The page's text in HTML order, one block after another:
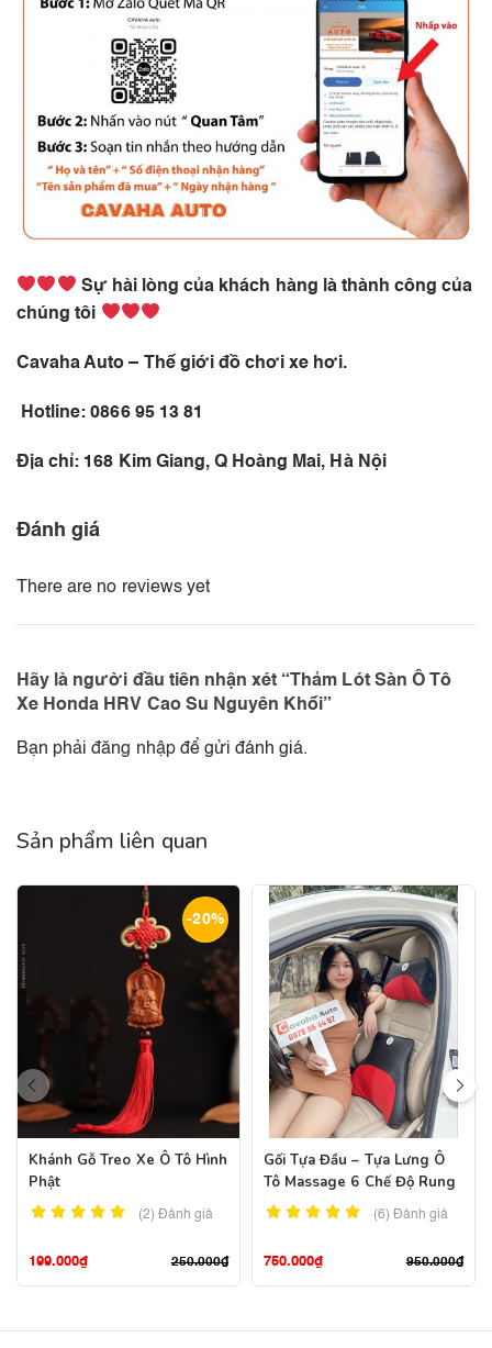
Sự hài lòng của khách hàng là thành công của
chúng tôi
Cavaha Auto – Thế giới đồ chơi xe hơi.
Hotline: 0866 95 13 81
Địa chỉ: 168 Kim Giang, Q Hoàng Mai, Hà Nội
Đánh giá
There are no reviews yet
Hãy là người đầu tiên nhận xét “Thảm Lót Sàn Ô Tô
Xe Honda HRV Cao Su Nguyên Khối”
Bạn phảiđăng nhậpđể gửi đánh giá.
Sản phẩm liên quan
-20%
Khánh Gỗ Treo Xe Ô Tô Hình
Phật
(2)Đánh giá
250.000₫
199.000₫
Gối Tựa Đầu – Tựa Lưng Ô
Tô Massage 6 Chế Độ Rung
(6)Đánh giá
950.000₫
750.000₫